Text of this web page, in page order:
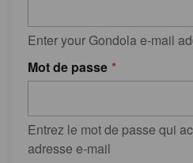
Enter your Gondola e-mail
Mot de passe
Entrez le mot de passe qui
adresse e-mail